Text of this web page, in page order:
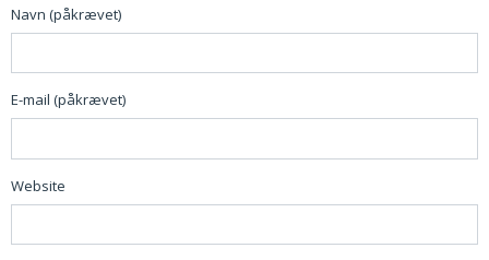
Navn (påkrævet)
E-mail (påkrævet)
Website